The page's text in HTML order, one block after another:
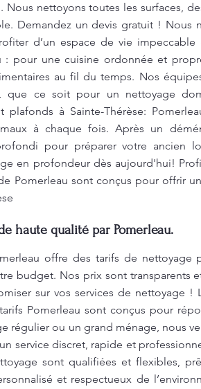
nettoyons toutes les surfaces,
Demandez un devis gratuit ! Nous
d’un espace de vie
: pour une cuisine ordonnée et
au fil du temps. Nos
que ce soit pour un nettoyage
à Sainte-Thérèse:
à chaque fois. Après un
pour préparer votre ancien
en profondeur dès aujourd'hui!
Pomerleau sont conçus pour offrir
haute qualité par Pomerleau.
offre des tarifs de
budget. Nos prix sont transparents
sur vos services de nettoyage !
Pomerleau sont conçus pour
régulier ou un grand ménage, nous
service discret, rapide et
sont qualifiées et flexibles,
et respectueux de